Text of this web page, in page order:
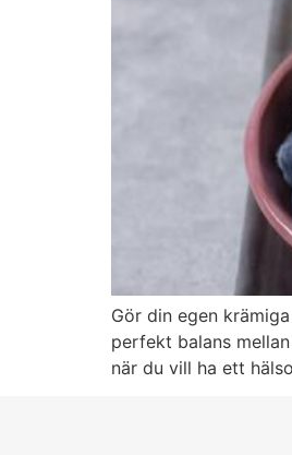
Gör din egen
perfekt balans
när du vill ha ett